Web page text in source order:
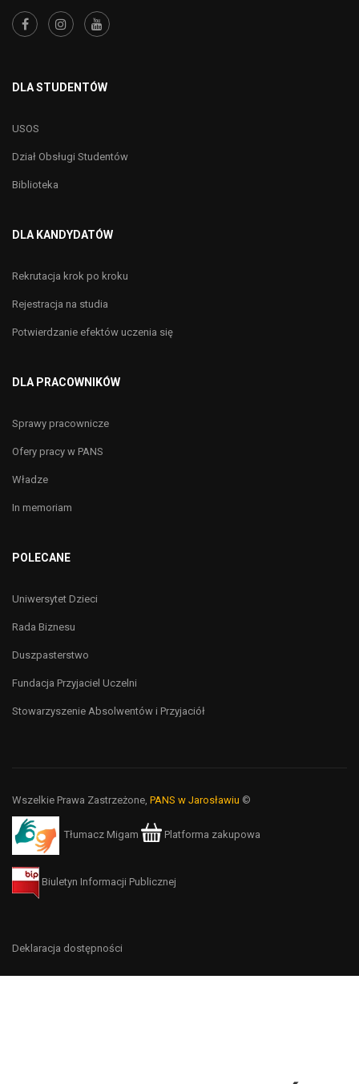
DLA STUDENTÓW
USOS
Dział Obsługi Studentów
Biblioteka
DLA KANDYDATÓW
Rekrutacja krok po kroku
Rejestracja na studia
Potwierdzanie efektów uczenia się
DLA PRACOWNIKÓW
Sprawy pracownicze
Ofery pracy w PANS
Władze
In memoriam
POLECANE
Uniwersytet Dzieci
Rada Biznesu
Duszpasterstwo
Fundacja Przyjaciel Uczelni
Stowarzyszenie Absolwentów i Przyjaciół
Wszelkie Prawa Zastrzeżone, PANS w Jarosławiu ©
Tłumacz Migam Platforma zakupowa
Biuletyn Informacji Publicznej
Deklaracja dostępności